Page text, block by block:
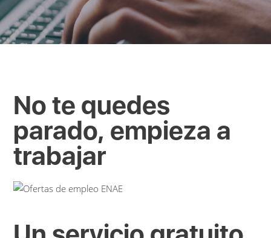
No te quedes
parado, empieza a
trabajar